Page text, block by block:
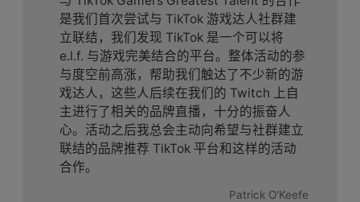
是我们首次尝试与 TikTok 游戏达人社群建
立联结，我们发现 TikTok 是一个可以将
e.l.f. 与游戏完美结合的平台。整体活动的参
与度空前高涨，帮助我们触达了不少新的游
戏达人，这些人后续在我们的 Twitch 上自
主进行了相关的品牌直播，十分的振奋人
心。活动之后我总会主动向希望与社群建立
联结的品牌推荐 TikTok 平台和这样的活动
合作。
Patrick O'Keefe